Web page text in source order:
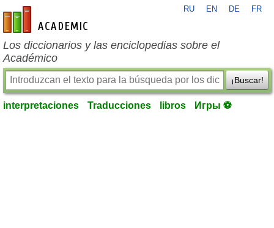
es-academic.com
RU EN DE FR
Los diccionarios y las enciclopedias sobre el
Académico
¡Buscar!
interpretaciones Traducciones libros Игры ⚽